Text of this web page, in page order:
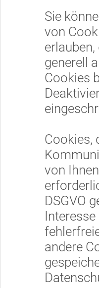
Sie
von
generell
Cookies
Cookies,
von
DSGVO
andere